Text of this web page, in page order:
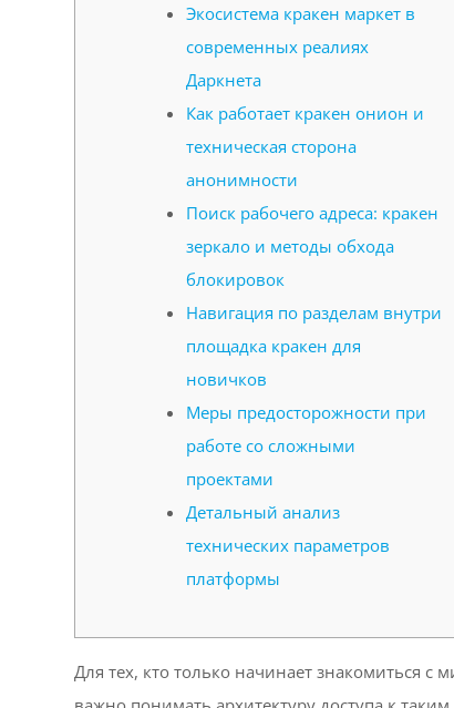
Экосистема кракен маркет в
современных реалиях
Даркнета
Как работает кракен онион и
техническая сторона
анонимности
Поиск рабочего адреса: кракен
зеркало и методы обхода
блокировок
Навигация по разделам внутри
площадка кракен для
новичков
Меры предосторожности при
работе со сложными
проектами
Детальный анализ
технических параметров
платформы
Для тех, кто только начинает знакомиться